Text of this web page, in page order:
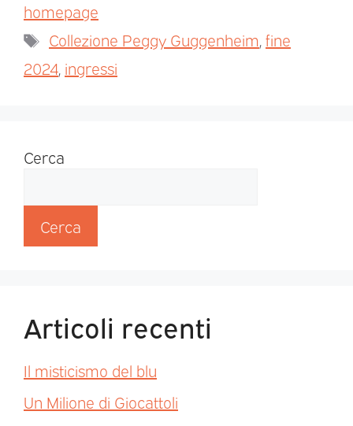
homepage
Collezione Peggy Guggenheim fine
2024 ingressi
Cerca
Cerca
Articoli recenti
Il misticismo del blu
Un Milione di Giocattoli